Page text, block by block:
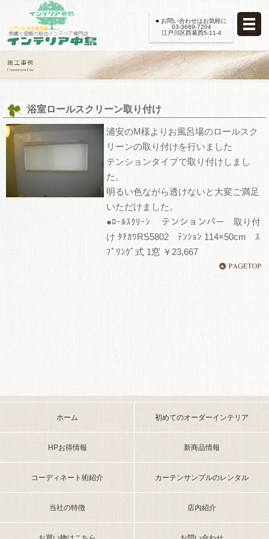
■ お問い合わせはお気軽に
03-3689-7204
江戸川区西葛西5-11-4
浴室ロールスクリーン取り付け
浦安のM様よりお風呂場のロールスク
リーンの取り付けを行いました
テンションタイプで取り付けしまし
た。
明るい色ながら透けないと大変ご満足
いただけました。
●ﾛｰﾙｽｸﾘｰﾝ テンションバー 取り付
け ﾀﾁｶﾜRS5802 ﾃﾝｼｮﾝ 114×50cm ｽ
ﾌﾟﾘﾝｸﾞ式 1窓 ￥23,667
ホーム 初めてのオーダーインテリア
HPお得情報 新商品情報
コーディネート術紹介 カーテンサンプルのレンタル
当社の特徴 店内紹介